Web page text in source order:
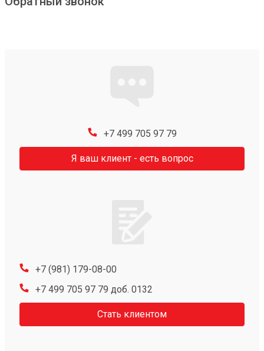
+7 499 705 97 79
Я ваш клиент - есть вопрос
+7 (981) 179-08-00
+7 499 705 97 79 доб. 0132
Стать клиентом